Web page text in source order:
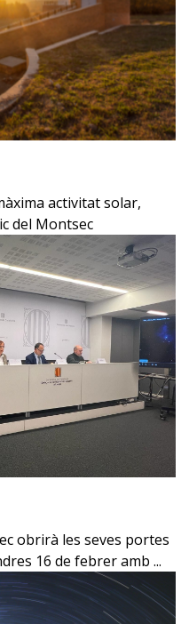
activitat solar,
del Montsec
obrirà les seves portes
16 de febrer amb ...